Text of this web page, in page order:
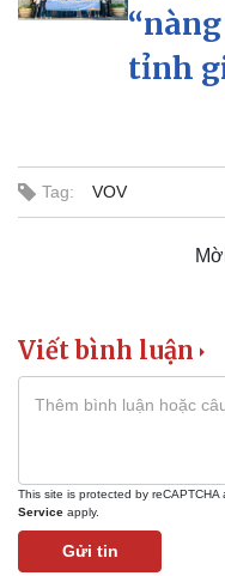
Thế giới
Quan sát
Cuộc sống đó đây
tỉnh
Tag: VOV
Viết bình luận
This site is protected by reCAPTCHA
Service apply.
Gửi tin